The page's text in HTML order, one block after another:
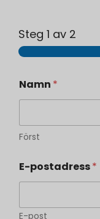
Steg 1 av 2
Namn *
Först
E-postadress*
E-post